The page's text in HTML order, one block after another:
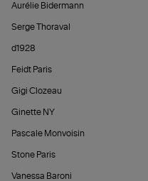
Aurélie Bidermann
Serge Thoraval
d1928
Feidt Paris
Gigi Clozeau
Ginette NY
Pascale Monvoisin
Stone Paris
Vanessa Baroni